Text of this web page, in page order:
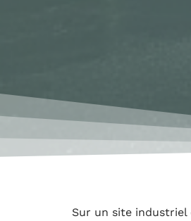
Sur un site industriel